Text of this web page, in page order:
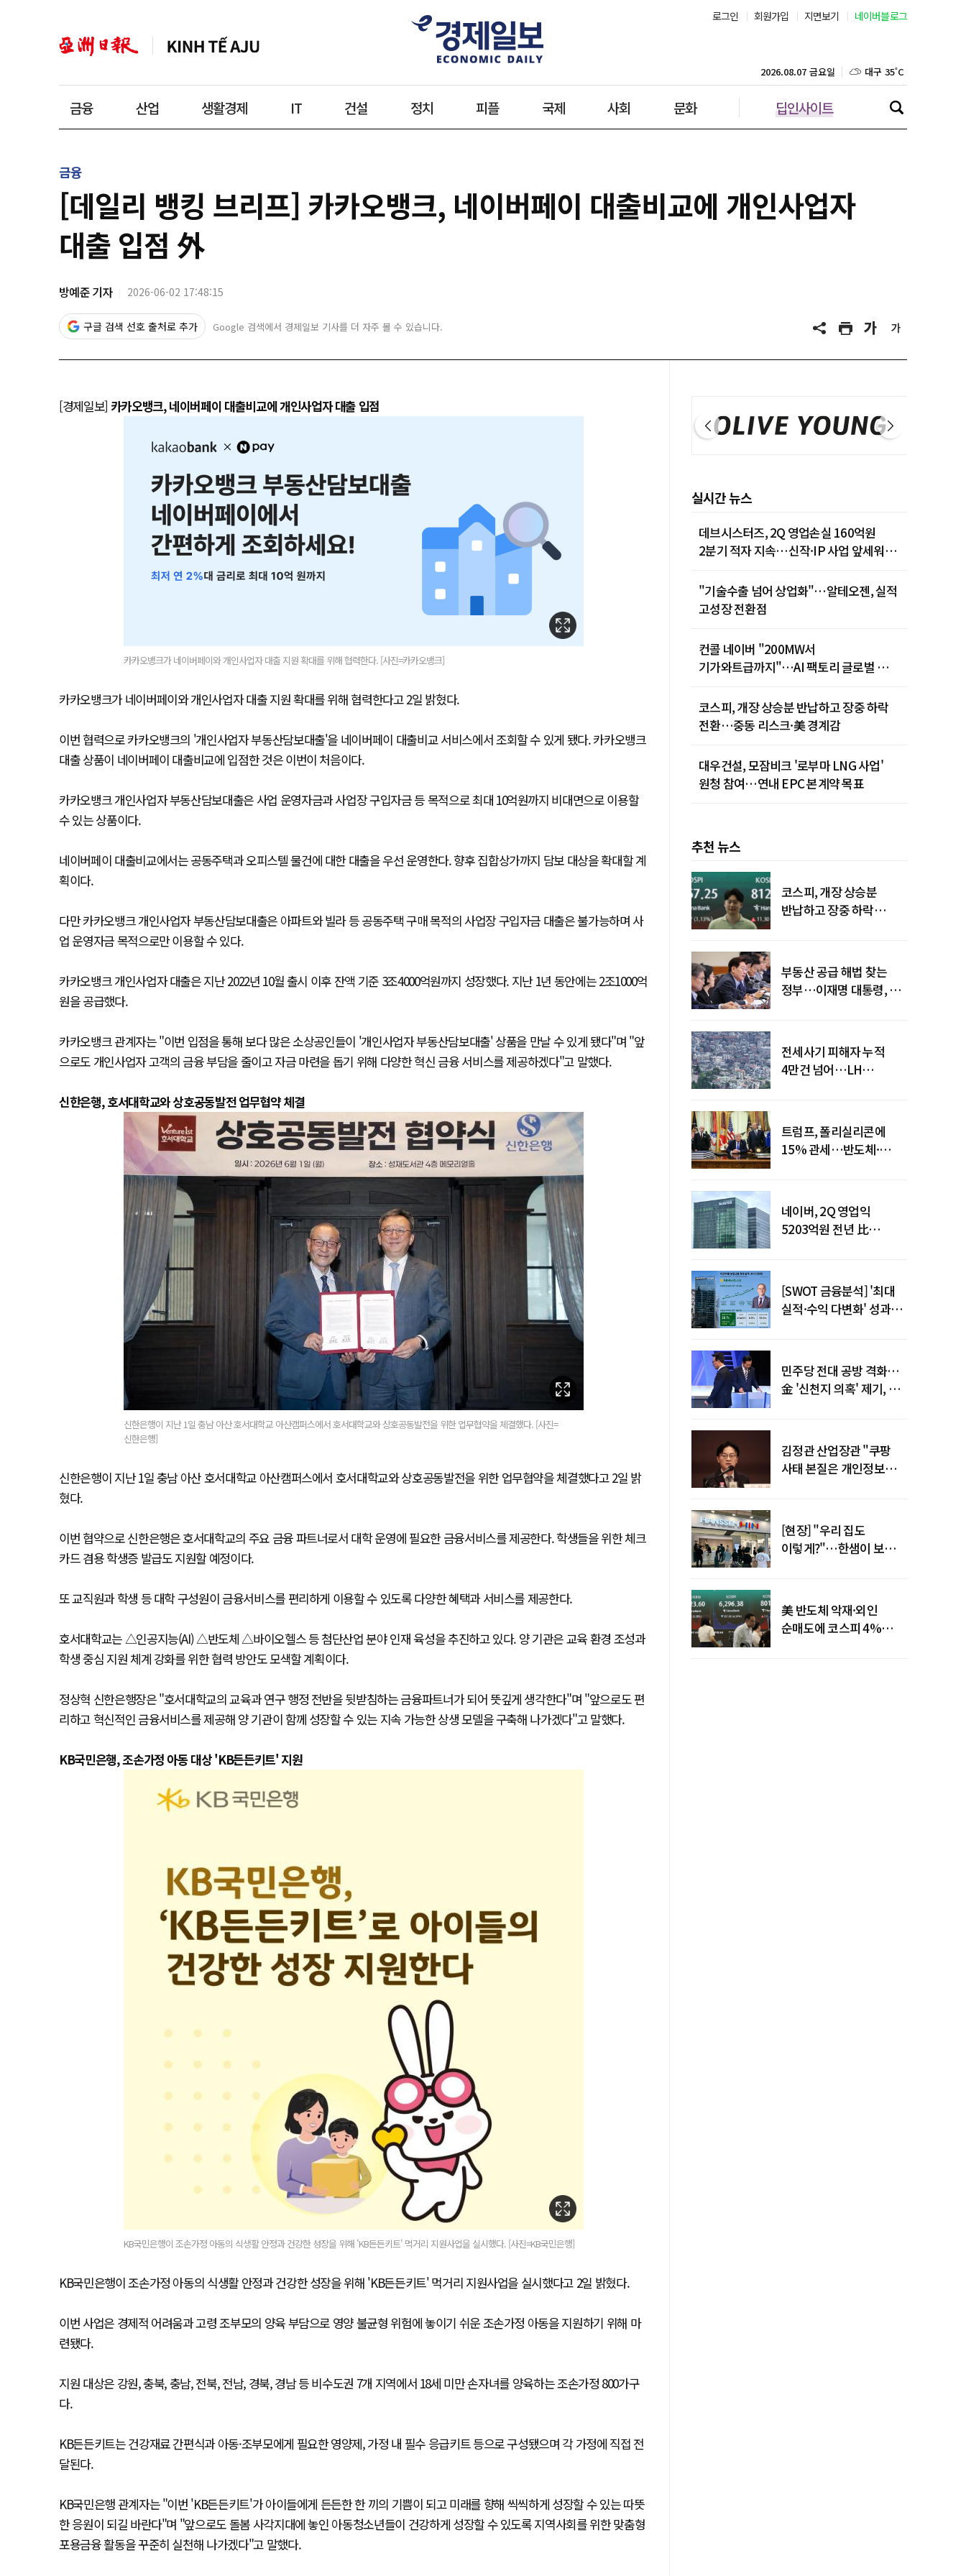
로그인 회원가입 지면보기 네이버블로그
금융 산업 생활경제 IT 건설 정치 피플 국제 사회 문화 딥인사이트
2026.08.07 금요일 대구 35˚C
인천 30˚C
금융
[데일리 뱅킹 브리프] 카카오뱅크, 네이버페이 대출비교에 개인사업자
대출 입점 外
방예준 기자 2026-06-02 17:48:15
구글 검색 선호 출처로 추가 Google 검색에서 경제일보 기사를 더 자주 볼 수 있습니다.
[경제일보] 카카오뱅크, 네이버페이 대출비교에 개인사업자 대출 입점
카카오뱅크가 네이버페이와 개인사업자 대출 지원 확대를 위해 협력한다. [사진=카카오뱅크]
카카오뱅크가 네이버페이와 개인사업자 대출 지원 확대를 위해 협력한다고 2일 밝혔다.
이번 협력으로 카카오뱅크의 '개인사업자 부동산담보대출'을 네이버페이 대출비교 서비스에서 조회할 수 있게 됐다. 카카오뱅크
대출 상품이 네이버페이 대출비교에 입점한 것은 이번이 처음이다.
카카오뱅크 개인사업자 부동산담보대출은 사업 운영자금과 사업장 구입자금 등 목적으로 최대 10억원까지 비대면으로 이용할
수 있는 상품이다.
네이버페이 대출비교에서는 공동주택과 오피스텔 물건에 대한 대출을 우선 운영한다. 향후 집합상가까지 담보 대상을 확대할 계
획이다.
다만 카카오뱅크 개인사업자 부동산담보대출은 아파트와 빌라 등 공동주택 구매 목적의 사업장 구입자금 대출은 불가능하며 사
업 운영자금 목적으로만 이용할 수 있다.
카카오뱅크 개인사업자 대출은 지난 2022년 10월 출시 이후 잔액 기준 3조4000억원까지 성장했다. 지난 1년 동안에는 2조1000억
원을 공급했다.
카카오뱅크 관계자는 "이번 입점을 통해 보다 많은 소상공인들이 '개인사업자 부동산담보대출' 상품을 만날 수 있게 됐다"며 "앞
으로도 개인사업자 고객의 금융 부담을 줄이고 자금 마련을 돕기 위해 다양한 혁신 금융 서비스를 제공하겠다"고 말했다.
신한은행, 호서대학교와 상호공동발전 업무협약 체결
신한은행이 지난 1일 충남 아산 호서대학교 아산캠퍼스에서 호서대학교와 상호공동발전을 위한 업무협약을 체결했다. [사진=
신한은행]
신한은행이 지난 1일 충남 아산 호서대학교 아산캠퍼스에서 호서대학교와 상호공동발전을 위한 업무협약을 체결했다고 2일 밝
혔다.
이번 협약으로 신한은행은 호서대학교의 주요 금융 파트너로서 대학 운영에 필요한 금융서비스를 제공한다. 학생들을 위한 체크
카드 겸용 학생증 발급도 지원할 예정이다.
또 교직원과 학생 등 대학 구성원이 금융서비스를 편리하게 이용할 수 있도록 다양한 혜택과 서비스를 제공한다.
호서대학교는 △인공지능(AI) △반도체 △바이오헬스 등 첨단산업 분야 인재 육성을 추진하고 있다. 양 기관은 교육 환경 조성과
학생 중심 지원 체계 강화를 위한 협력 방안도 모색할 계획이다.
정상혁 신한은행장은 "호서대학교의 교육과 연구 행정 전반을 뒷받침하는 금융파트너가 되어 뜻깊게 생각한다"며 "앞으로도 편
리하고 혁신적인 금융서비스를 제공해 양 기관이 함께 성장할 수 있는 지속 가능한 상생 모델을 구축해 나가겠다"고 말했다.
KB국민은행, 조손가정 아동 대상 'KB든든키트' 지원
KB국민은행이 조손가정 아동의 식생활 안정과 건강한 성장을 위해 'KB든든키트' 먹거리 지원사업을 실시했다. [사진=KB국민은행]
KB국민은행이 조손가정 아동의 식생활 안정과 건강한 성장을 위해 'KB든든키트' 먹거리 지원사업을 실시했다고 2일 밝혔다.
이번 사업은 경제적 어려움과 고령 조부모의 양육 부담으로 영양 불균형 위험에 놓이기 쉬운 조손가정 아동을 지원하기 위해 마
련됐다.
지원 대상은 강원, 충북, 충남, 전북, 전남, 경북, 경남 등 비수도권 7개 지역에서 18세 미만 손자녀를 양육하는 조손가정 800가구
다.
KB든든키트는 건강재료 간편식과 아동·조부모에게 필요한 영양제, 가정 내 필수 응급키트 등으로 구성됐으며 각 가정에 직접 전
달된다.
KB국민은행 관계자는 "이번 'KB든든키트'가 아이들에게 든든한 한 끼의 기쁨이 되고 미래를 향해 씩씩하게 성장할 수 있는 따뜻
한 응원이 되길 바란다"며 "앞으로도 돌봄 사각지대에 놓인 아동청소년들이 건강하게 성장할 수 있도록 지역사회를 위한 맞춤형
포용금융 활동을 꾸준히 실천해 나가겠다"고 말했다.
실시간 뉴스
데브시스터즈, 2Q 영업손실 160억원
2분기 적자 지속…신작·IP 사업 앞세워
"기술수출 넘어 상업화"…알테오젠, 실적
고성장 전환점
컨콜 네이버 "200MW서
기가와트급까지"…AI 팩토리 글로벌 확장
코스피, 개장 상승분 반납하고 장중 하락
전환…중동 리스크·美 경계감
대우건설, 모잠비크 '로부마 LNG 사업'
원청 참여…연내 EPC 본계약 목표
추천 뉴스
코스피, 개장 상승분
반납하고 장중 하락
부동산 공급 해법 찾는
정부…이재명 대통령, 2차
전세사기 피해자 누적
4만건 넘어…LH
트럼프, 폴리실리콘에
15% 관세…반도체·
네이버, 2Q 영업익
5203억원 전년 比
[SWOT 금융분석] '최대
실적·수익 다변화' 성과…
민주당 전대 공방 격화…
金 '신천지 의혹' 제기, 鄭
김정관 산업장관 "쿠팡
사태 본질은 개인정보
[현장] "우리 집도
이렇게?"…한샘이 보여준
美 반도체 악재·외인
순매도에 코스피 4%